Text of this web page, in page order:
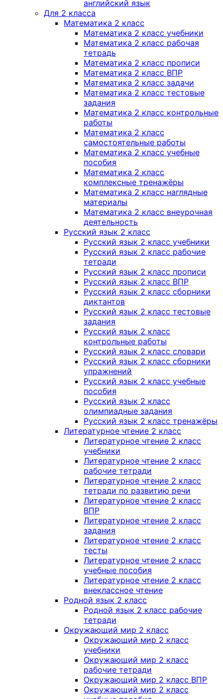
английский язык
Для 2 класса
Математика 2 класс
Математика 2 класс учебники
Математика 2 класс рабочая
тетрадь
Математика 2 класс прописи
Математика 2 класс ВПР
Математика 2 класс задачи
Математика 2 класс тестовые
задания
Математика 2 класс контрольные
работы
Математика 2 класс
самостоятельные работы
Математика 2 класс учебные
пособия
Математика 2 класс
комплексные тренажёры
Математика 2 класс наглядные
материалы
Математика 2 класс внеурочная
деятельность
Русский язык 2 класс
Русский язык 2 класс учебники
Русский язык 2 класс рабочие
тетради
Русский язык 2 класс прописи
Русский язык 2 класс ВПР
Русский язык 2 класс сборники
диктантов
Русский язык 2 класс тестовые
задания
Русский язык 2 класс
контрольные работы
Русский язык 2 класс словари
Русский язык 2 класс сборники
упражнений
Русский язык 2 класс учебные
пособия
Русский язык 2 класс
олимпиадные задания
Русский язык 2 класс тренажёры
Литературное чтение 2 класс
Литературное чтение 2 класс
учебники
Литературное чтение 2 класс
рабочие тетради
Литературное чтение 2 класс
тетради по развитию речи
Литературное чтение 2 класс
ВПР
Литературное чтение 2 класс
задания
Литературное чтение 2 класс
тесты
Литературное чтение 2 класс
учебные пособия
Литературное чтение 2 класс
внеклассное чтение
Родной язык 2 класс
Родной язык 2 класс рабочие
тетради
Окружающий мир 2 класс
Окружающий мир 2 класс
учебники
Окружающий мир 2 класс
рабочие тетради
Окружающий мир 2 класс ВПР
Окружающий мир 2 класс